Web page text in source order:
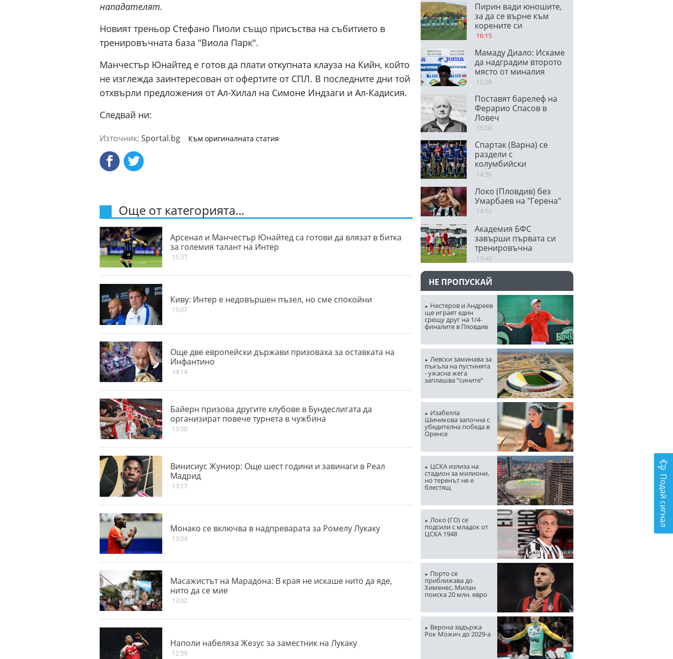
нападателят.
Новият треньор Стефано Пиоли също присъства на събитието в
тренировъчната база "Виола Парк".
Манчестър Юнайтед е готов да плати откупната клауза на Кийн, който
не изглежда заинтересован от офертите от СПЛ. В последните дни той
отхвърли предложения от Ал-Хилал на Симоне Индзаги и Ал-Кадисия.
Следвай ни:
Източник: Sportal.bg Към оригиналната статия
Още от категорията...
Арсенал и Манчестър Юнайтед са готови да влязат в битка
за големия талант на Интер
15:37
Киву: Интер е недовършен пъзел, но сме спокойни
15:07
Още две европейски държави призоваха за оставката на
Инфантино
14:14
Байерн призова другите клубове в Бундеслигата да
организират повече турнета в чужбина
13:50
Винисиус Жуниор: Още шест години и завинаги в Реал
Мадрид
13:17
Монако се включва в надпреварата за Ромелу Лукаку
13:04
Масажистът на Марадона: В края не искаше нито да яде,
нито да се мие
13:02
Наполи набеляза Жезус за заместник на Лукаку
12:59
Пирин вади юношите,
за да се върне към
корените си
16:15
Мамаду Диало: Искаме
да надградим второто
място от миналия
сезон, вярвам, че ще
Панатинайкос
15:28
Поставят барелеф на
Ферарио Спасов в
Ловеч
15:08
Спартак (Варна) се
раздели с
колумбийски
защитник
14:56
Локо (Пловдив) без
Умарбаев на "Герена"
14:52
Академия БФС
завърши първата си
тренировъчна
седмица
13:49
НЕ ПРОПУСКАЙ
Нестеров и Андреев
ще играят един
срещу друг на 1/4-
финалите в Пловдив
Левски заминава за
пъкъла на пустинята
- ужасна жега
заплашва “сините”
Изабелла
Шиникова започна с
убедителна победа в
Оренсе
ЦСКА излиза на
стадион за милиони,
но теренът не е
блестящ
Локо (ГО) се
подсили с младок от
ЦСКА 1948
Порто се
приближава до
Хименес, Милан
поиска 20 млн. евро
Верона задържа
Рок Можич до 2029-а
Подай сигнал